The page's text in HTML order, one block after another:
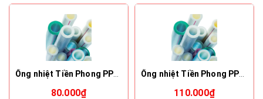
80.000₫ 110.000₫